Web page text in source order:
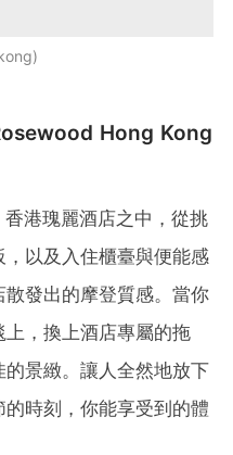
Hong Kong
港瑰麗酒店之中，從挑
以及入住櫃臺與便能感
發出的摩登質感。當你
，換上酒店專屬的拖
景緻。讓人全然地放下
時刻，你能享受到的體